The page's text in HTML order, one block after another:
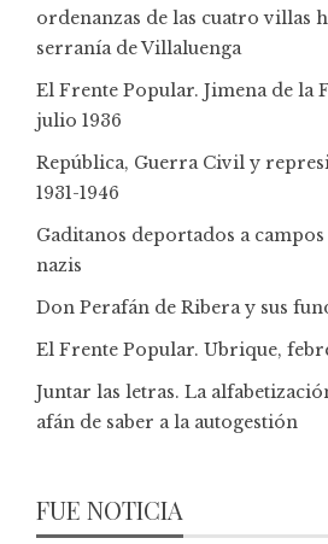
ordenanzas de las cuatro villas
serranía de Villaluenga
El Frente Popular. Jimena de la
julio 1936
República, Guerra Civil y
1931-1946
Gaditanos deportados a
nazis
Don Perafán de Ribera y sus
El Frente Popular. Ubrique,
Juntar las letras. La
afán de saber a la autogestión
FUE NOTICIA